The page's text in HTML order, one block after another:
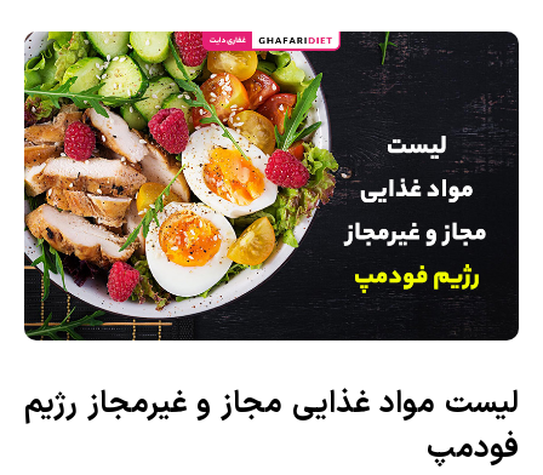
لیست مواد غذایی مجاز و غیرمجاز رژیم
فودمپ